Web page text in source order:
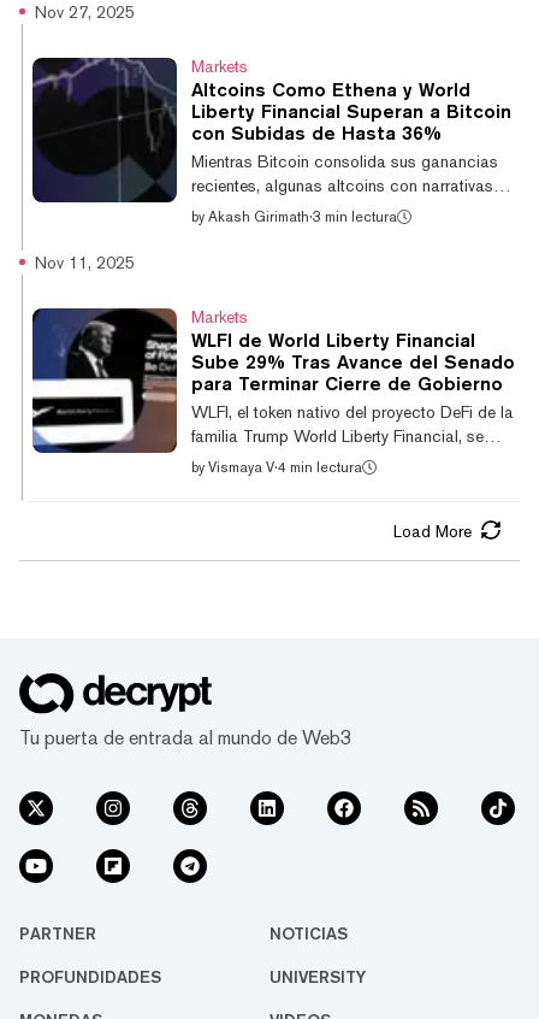
informe intenta documentar cómo el
presidente Trump ha duplicado su
patrimonio neto desde el inicio de su
campaña electoral de 2024, principalmente
a través del lanzamiento de empresas y
negocios relacionados con criptomone...
Nov 27, 2025
Markets
Altcoins Como Ethena y World
Liberty Financial Superan a Bitcoin
con Subidas de Hasta 36%
Mientras Bitcoin consolida sus ganancias
recientes, algunas altcoins con narrativas
sólidas están despuntando, con monedas
entre 5% y 7%, según datos de CoinGecko.
El token WLFI, vinculado a la familia Trump,
ha mostrado un rendimiento sólido y
constante, subiendo un 36% desde su
mínimo del 21 de noviembre de $0,11,
destacando una demanda in...
by Akash Girimath·3 min lectura
Nov 11, 2025
Markets
WLFI de World Liberty Financial
Sube 29% Tras Avance del Senado
para Terminar Cierre de Gobierno
WLFI, el token nativo del proyecto DeFi de la
familia Trump World Liberty Financial, se
disparó un 29% hasta $0,158 en las últimas
avanzó un plan bipartidista para poner fin al
cierre de gobierno más largo de la historia.
El token WLFI se cotiza actualmente un
millones, según datos de CoinGecko. El
repunte se extendió...
by Vismaya V·4 min lectura
Load More
Tu puerta de entrada al mundo de Web3
PARTNER NOTICIAS
PROFUNDIDADES UNIVERSITY